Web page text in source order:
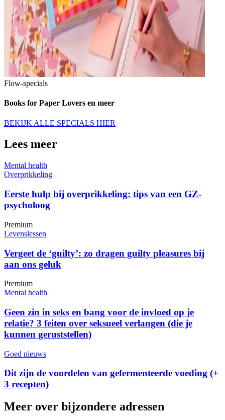
Flow-specials
Books for Paper Lovers en meer
BEKIJK ALLE SPECIALS HIER
Lees meer
Mental health
Overprikkeling
Eerste hulp bij overprikkeling: tips van een GZ-
psycholoog
Premium
Levenslessen
Vergeet de ‘guilty’: zo dragen guilty pleasures bij
aan ons geluk
Premium
Mental health
Geen zin in seks en bang voor de invloed op je
relatie? 3 feiten over seksueel verlangen (die je
kunnen geruststellen)
Goed nieuws
Dit zijn de voordelen van gefermenteerde voeding (+
3 recepten)
Meer over bijzondere adressen